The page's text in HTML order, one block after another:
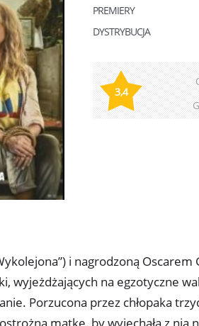
PREMIERY
DYSTRYBUCJA
3,4
i nagrodzoną
wyjeżdżających na egzotyczne
Porzucona przez chłopaka